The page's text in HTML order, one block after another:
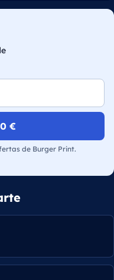
€
de Burger Print.